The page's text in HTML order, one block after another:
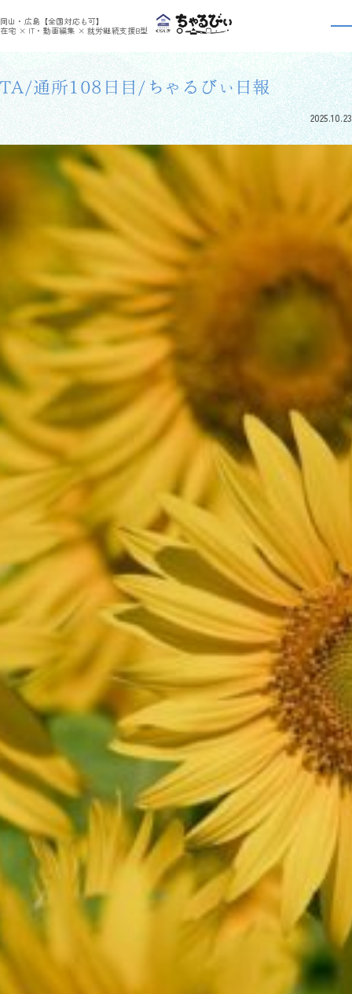
岡山・広島【全国対応も可】
在宅 × IT・動画編集 × 就労継続支援B型
利用者さんの日報 >
利用者さんの日報
TA/通所108日目/ちゃるびぃ日報
2025.10.23